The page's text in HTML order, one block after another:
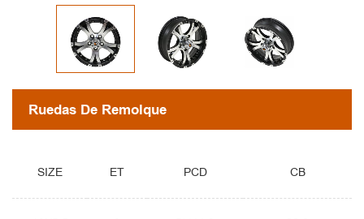
Ruedas De Remolque
SIZE ET PCD CB